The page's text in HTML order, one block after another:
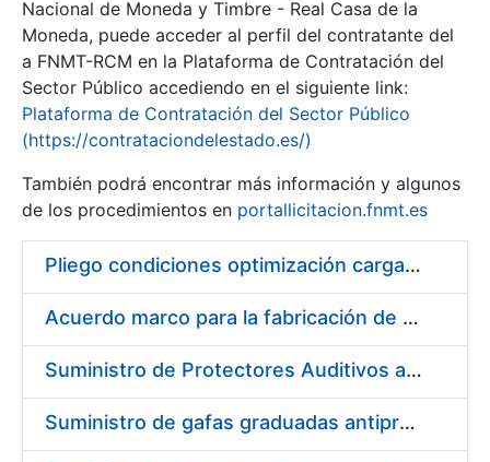
Erakutsi/Ezkutatu
Erakutsi/Ezkutatu
Nacional de Moneda y Timbre - Real Casa de la
Moneda, puede acceder al perfil del contratante del
a FNMT-RCM en la Plataforma de Contratación del
Sector Público accediendo en el siguiente link:
Plataforma de Contratación del Sector Público
(https://contrataciondelestado.es/)
También podrá encontrar más información y algunos
de los procedimientos en portallicitacion.fnmt.es
Pliego condiciones optimización cargas compras firmado
Acuerdo marco para la fabricación de piezas
Suministro de Protectores Auditivos a medida para las personas trabajadoras de los Centros de Trabajo de Madrid y Burgos
Suministro de gafas graduadas antiproyecciones para los trabajadores de la FNMT-RCM en los centros de trabajo de Madrid y Burgos